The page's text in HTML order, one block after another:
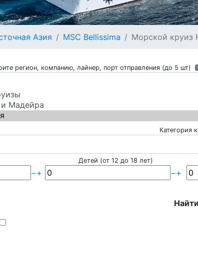
Азия MSC Bellissima Морской круиз
регион, компанию, лайнер, порт отправления (до 5 шт)
Категория
−+
Детей (от 12 до 18 лет)
−+
Найти